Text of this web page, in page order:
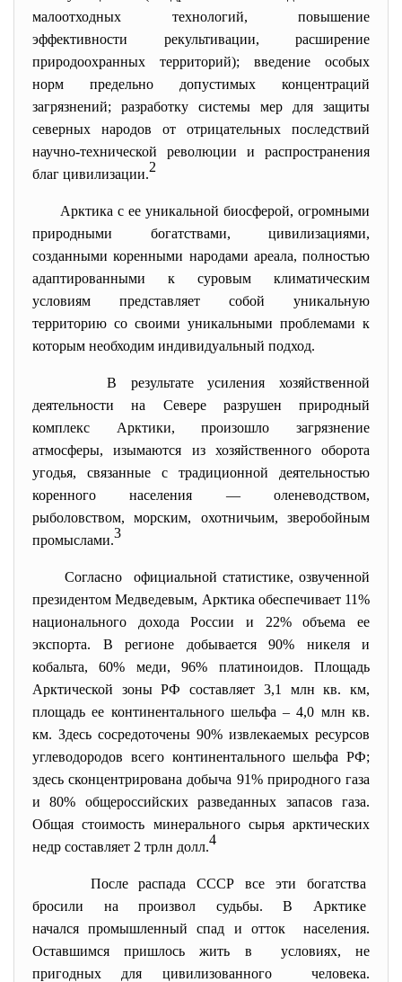
малоотходных технологий, повышение
эффективности рекультивации, расширение
природоохранных территорий); введение особых
норм предельно допустимых концентраций
загрязнений; разработку системы мер для защиты
северных народов от отрицательных последствий
научно-технической революции и распространения
благ цивилизации.2
Арктика с ее уникальной биосферой, огромными
природными богатствами, цивилизациями,
созданными коренными народами ареала, полностью
адаптированными к суровым климатическим
условиям представляет собой уникальную
территорию со своими уникальными проблемами к
которым необходим индивидуальный подход.
В результате усиления хозяйственной
деятельности на Севере разрушен природный
комплекс Арктики, произошло загрязнение
атмосферы, изымаются из хозяйственного оборота
угодья, связанные с традиционной деятельностью
коренного населения — оленеводством,
рыболовством, морским, охотничьим, зверобойным
промыслами.3
Согласно официальной статистике, озвученной
президентом Медведевым, Арктика обеспечивает 11%
национального дохода России и 22% объема ее
экспорта. В регионе добывается 90% никеля и
кобальта, 60% меди, 96% платиноидов. Площадь
Арктической зоны РФ составляет 3,1 млн кв. км,
площадь ее континентального шельфа – 4,0 млн кв.
км. Здесь сосредоточены 90% извлекаемых ресурсов
углеводородов всего континентального шельфа РФ;
здесь сконцентрирована добыча 91% природного газа
и 80% общероссийских разведанных запасов газа.
Общая стоимость минерального сырья арктических
недр составляет 2 трлн долл.4
После распада СССР все эти богатства
бросили на произвол судьбы. В Арктике
начался промышленный спад и отток населения.
Оставшимся пришлось жить в условиях, не
пригодных для цивилизованного человека.